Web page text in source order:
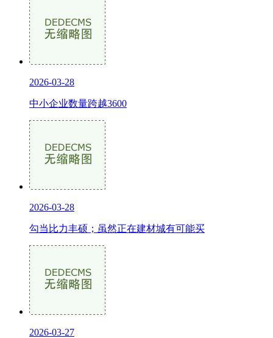
2026-03-28
中小企业数量跨越3600
2026-03-28
勾当比力丰硕；虽然正在建材城有可能买
2026-03-27